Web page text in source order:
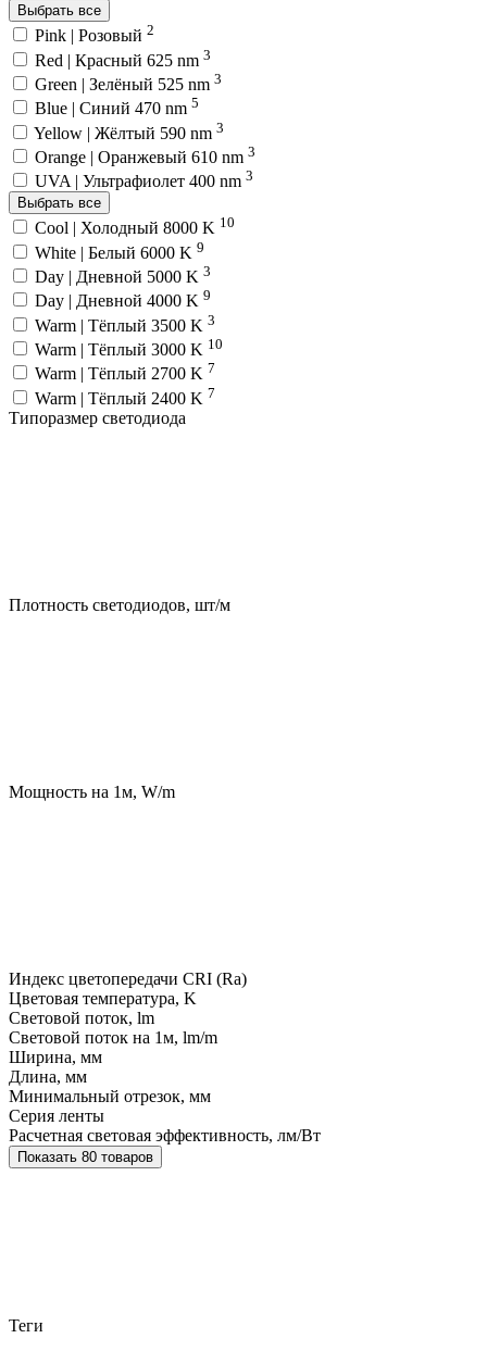
Выбрать все
Pink | Розовый 2
Red | Красный 625 nm 3
Green | Зелёный 525 nm 3
Blue | Синий 470 nm 5
Yellow | Жёлтый 590 nm 3
Orange | Оранжевый 610 nm 3
UVA | Ультрафиолет 400 nm 3
Выбрать все
Cool | Холодный 8000 K 10
White | Белый 6000 K 9
Day | Дневной 5000 K 3
Day | Дневной 4000 K 9
Warm | Тёплый 3500 K 3
Warm | Тёплый 3000 K 10
Warm | Тёплый 2700 K 7
Warm | Тёплый 2400 K 7
Типоразмер светодиода
Плотность светодиодов, шт/м
Мощность на 1м, W/m
Индекс цветопередачи CRI (Ra)
Цветовая температура, K
Световой поток, lm
Световой поток на 1м, lm/m
Ширина, мм
Длина, мм
Минимальный отрезок, мм
Серия ленты
Расчетная световая эффективность, лм/Вт
Показать 80 товаров
Теги